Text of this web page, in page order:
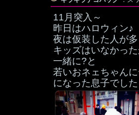
11月突入～
昨日はハロウィン♪
夜は仮装した人が
キッズはいなかっ
一緒に?と
若いおネェちゃん
になった息子でし